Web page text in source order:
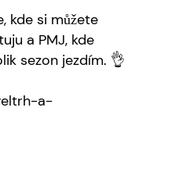
kde si můžete
a PMJ, kde
sezon jezdím. 👌
a-